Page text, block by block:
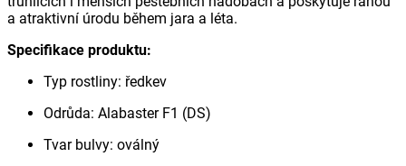
a atraktivní úrodu během jara a léta.
Specifikace produktu:
Typ rostliny: ředkev
Odrůda: Alabaster F1 (DS)
Tvar bulvy: oválný